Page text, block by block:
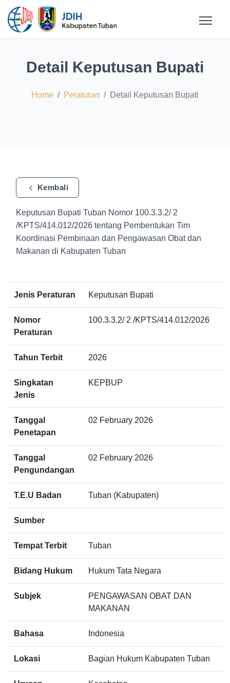
Detail Keputusan Bupati
Home Peraturan Detail Keputusan Bupati
Kembali
Keputusan Bupati Tuban Nomor 100.3.3.2/ 2
/KPTS/414.012/2026 tentang Pembentukan Tim
Koordinasi Pembinaan dan Pengawasan Obat dan
Makanan di Kabupaten Tuban
Jenis Peraturan Keputusan Bupati
Nomor
Peraturan
100.3.3.2/ 2 /KPTS/414.012/2026
Tahun Terbit 2026
Singkatan
Jenis
KEPBUP
Tanggal
Penetapan
02 February 2026
Tanggal
Pengundangan
02 February 2026
T.E.U Badan Tuban (Kabupaten)
Sumber
Tempat Terbit Tuban
Bidang Hukum Hukum Tata Negara
Subjek
PENGAWASAN OBAT DAN
MAKANAN
Bahasa Indonesia
Lokasi Bagian Hukum Kabupaten Tuban